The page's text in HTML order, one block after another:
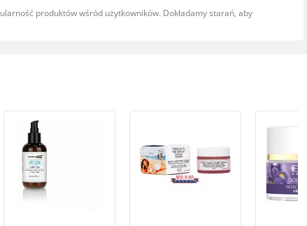
produktów wśród użytkowników. Dokładamy starań, aby